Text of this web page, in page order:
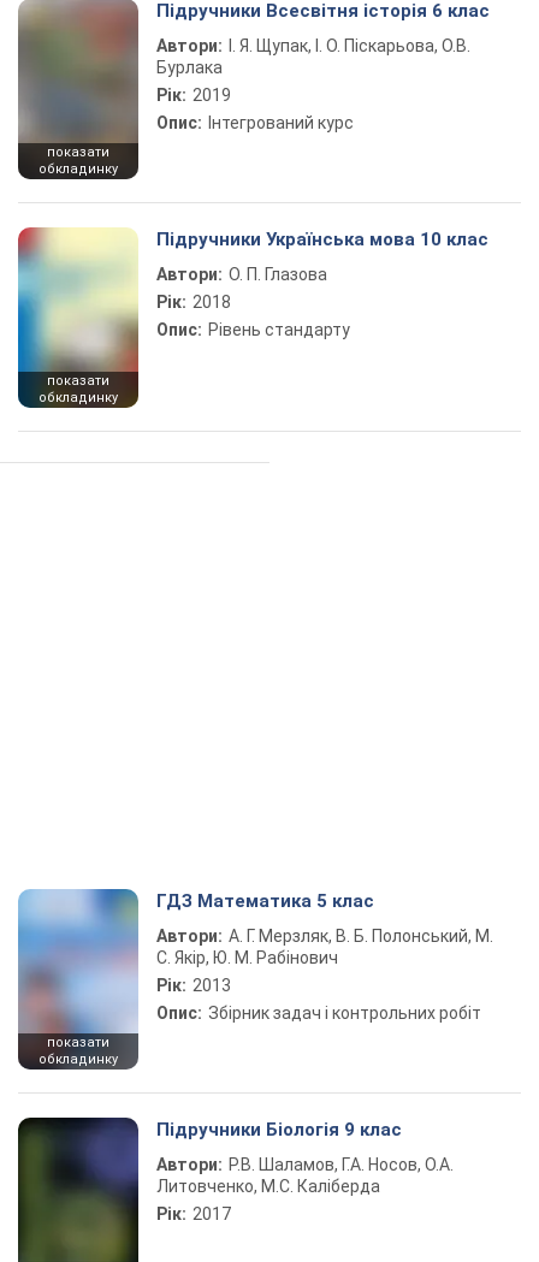
показати
обкладинку
Підручники Всесвітня історія 6 клас
Автори:
І. Я. Щупак, І. О. Піскарьова, О.В.
Бурлака
Рік: 2019
Опис: Інтегрований курс
показати
обкладинку
Підручники Українська мова 10 клас
Автори: О. П. Глазова
Рік: 2018
Опис: Рівень стандарту
показати
обкладинку
ГДЗ Математика 5 клас
Автори: А. Г. Мерзляк, В. Б. Полонський, М.
С. Якір, Ю. М. Рабінович
Рік: 2013
Опис: Збірник задач і контрольних робіт
Підручники Біологія 9 клас
Автори: Р.В. Шаламов, Г.А. Носов, О.А.
Литовченко, М.С. Каліберда
Рік: 2017